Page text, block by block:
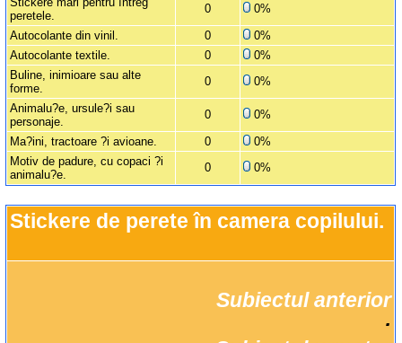
peretele.
0
0%
Autocolante din vinil.
0
0%
Autocolante textile.
0
0%
Buline, inimioare sau alte
forme.
0
0%
Animalu?e, ursule?i sau
personaje.
0
0%
Ma?ini, tractoare ?i avioane.
0
0%
Motiv de padure, cu copaci ?i
animalu?e.
0 0%
Stickere de perete în camera copilului.
Subiectul anterior